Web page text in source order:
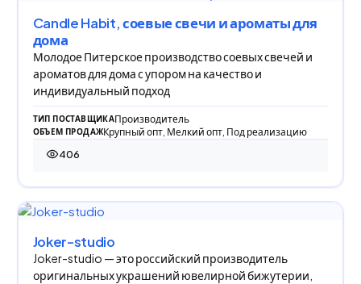
Candle Habit, соевые свечи и ароматы для
дома
Молодое Питерское производство соевых свечей и
ароматов для дома с упором на качество и
индивидуальный подход
ТИП ПОСТАВЩИКАПроизводитель
ОБЪЕМ ПРОДАЖКрупный опт, Мелкий опт, Под реализацию
406
406 просмотров
Joker-studio
Joker-studio — это российский производитель
оригинальных украшений ювелирной бижутерии,